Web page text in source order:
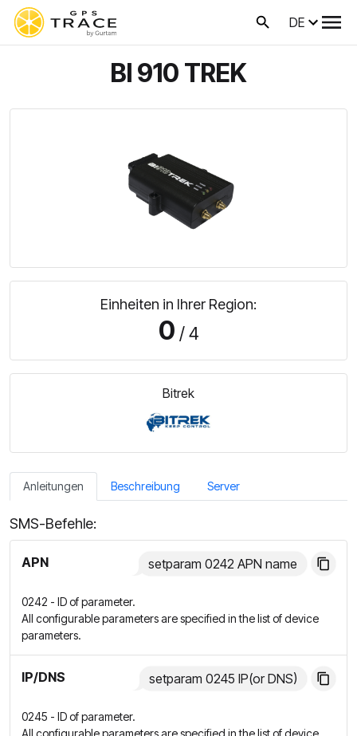
DE
BI 910 TREK
Einheiten in Ihrer Region:
0 / 4
Bitrek
Anleitungen Beschreibung Server
SMS-Befehle:
APN setparam 0242 APN name
0242 - ID of parameter.
All configurable parameters are specified in the list of device
parameters.
IP/DNS setparam 0245 IP(or DNS)
0245 - ID of parameter.
All configurable parameters are specified in the list of device